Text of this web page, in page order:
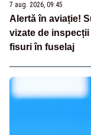
7 aug. 2026, 09:45
Alertă în aviație!
vizate de
fisuri în fuselaj